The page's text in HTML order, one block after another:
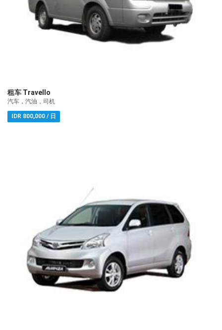
租车 Travello
汽车，汽油，司机
IDR 800,000 / 日